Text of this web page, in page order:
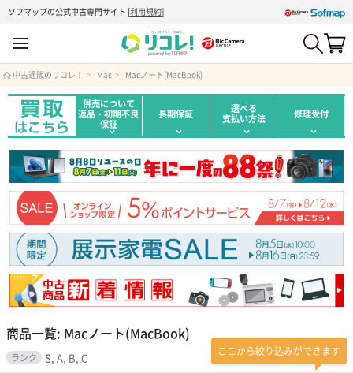
ソフマップの公式中古専門サイト [利用規約]
中古通販のリコレ！ Mac Macノート(MacBook)
併売について
返品・初期不良
保証
長期保証 選べる
支払い方法 修理受付
商品一覧: Macノート(MacBook)
ランク S, A, B, C ここから絞り込みができます